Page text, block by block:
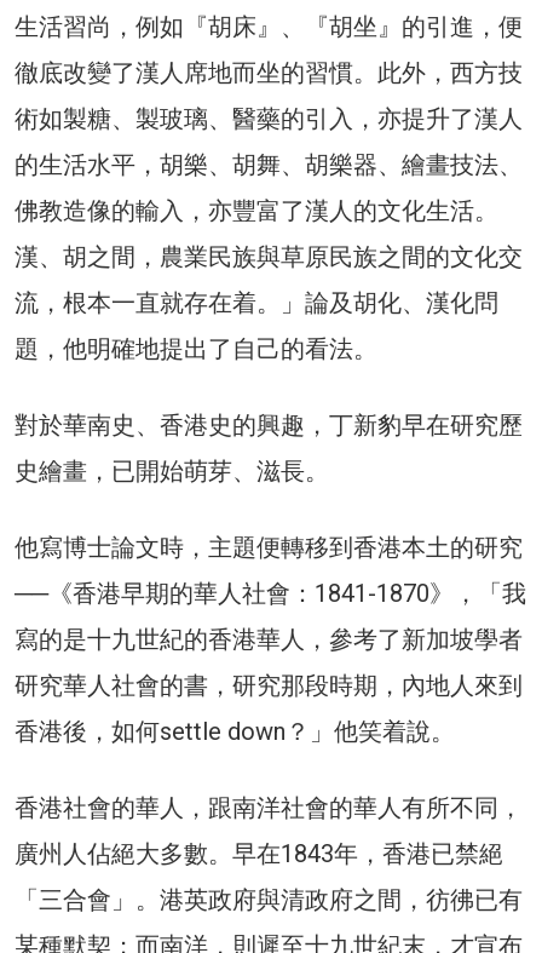
生活習尚，例如『胡床』、『胡坐』的引進，便
徹底改變了漢人席地而坐的習慣。此外，西方技
術如製糖、製玻璃、醫藥的引入，亦提升了漢人
的生活水平，胡樂、胡舞、胡樂器、繪畫技法、
佛教造像的輸入，亦豐富了漢人的文化生活。
漢、胡之間，農業民族與草原民族之間的文化交
流，根本一直就存在着。」論及胡化、漢化問
題，他明確地提出了自己的看法。
對於華南史、香港史的興趣，丁新豹早在研究歷
史繪畫，已開始萌芽、滋長。
他寫博士論文時，主題便轉移到香港本土的研究
──《香港早期的華人社會：1841-1870》，「我
寫的是十九世紀的香港華人，參考了新加坡學者
研究華人社會的書，研究那段時期，內地人來到
香港後，如何settle down？」他笑着說。
香港社會的華人，跟南洋社會的華人有所不同，
廣州人佔絕大多數。早在1843年，香港已禁絕
「三合會」。港英政府與清政府之間，彷彿已有
某種默契；而南洋，則遲至十九世紀末，才宣布